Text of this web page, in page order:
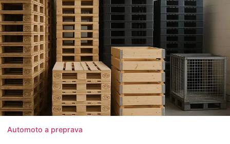
Automoto a preprava